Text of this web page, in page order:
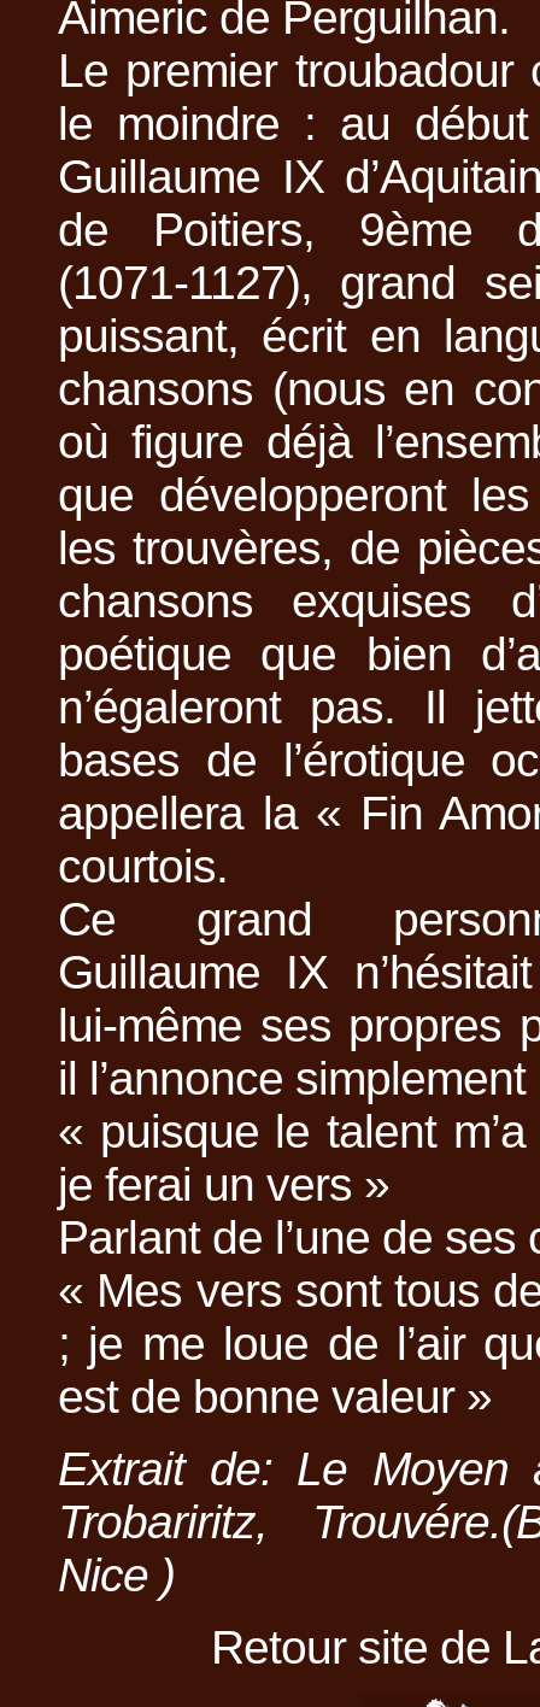
Aimeric de Perguilhan.
Le premier troubadour
le moindre : au
Guillaume IX
de Poitiers, 9ème
(1071-1127), grand
puissant, écrit en
chansons (nous en
où figure déjà
que développeront
les trouvères, de
chansons exquises
poétique que bien
n’égaleront pas. Il
bases de l’érotique
appellera la « Fin
courtois.
Ce grand
Guillaume IX
lui-même ses propres
il l’annonce simplement
« puisque le talent
je ferai un vers »
Parlant de l’une de
« Mes vers sont tous
; je me loue de l’air
est de bonne valeur »
Extrait de: Le Moyen
Trobariritz,
Nice )
Retour site de